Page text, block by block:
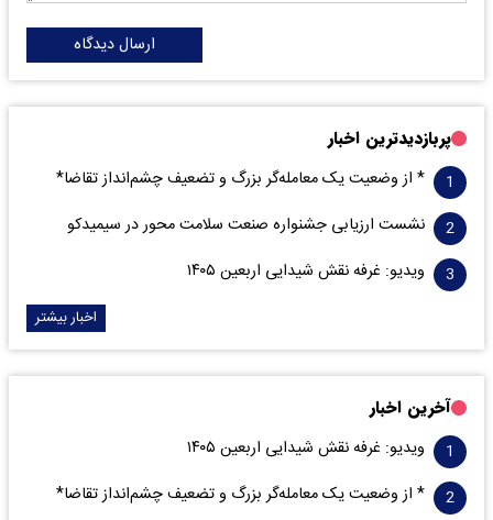
ارسال دیدگاه
پربازدیدترین اخبار
* از وضعیت یک معامله‌گر بزرگ و تضعیف چشم‌انداز تقاضا*
نشست ارزیابی جشنواره صنعت سلامت‌ محور در سیمیدکو
ویدیو: غرفه نقش شیدایی اربعین ۱۴۰۵
اخبار بیشتر
آخرین اخبار
ویدیو: غرفه نقش شیدایی اربعین ۱۴۰۵
* از وضعیت یک معامله‌گر بزرگ و تضعیف چشم‌انداز تقاضا*